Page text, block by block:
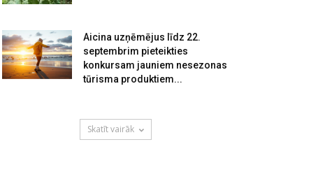
Aicina uzņēmējus līdz 22.
septembrim pieteikties
konkursam jauniem nesezonas
tūrisma produktiem...
Skatīt vairāk